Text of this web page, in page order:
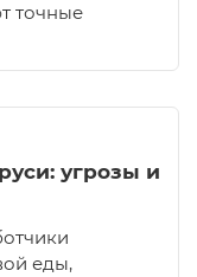
точные
угрозы и
еды,